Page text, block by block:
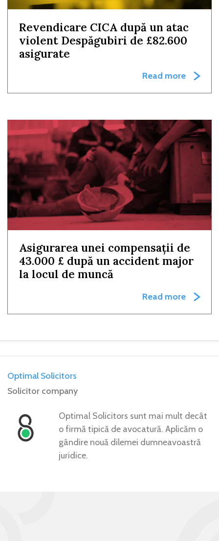
Revendicare CICA după un atac
violent Despăgubiri de £82.600
asigurate
Read more
Asigurarea unei compensații de
43.000 £ după un accident major
la locul de muncă
Read more
Optimal Solicitors
Solicitor company
Optimal Solicitors sunt mai mult decât
o firmă tipică de avocatură. Aplicăm o
gândire nouă dilemei dumneavoastră
juridice.